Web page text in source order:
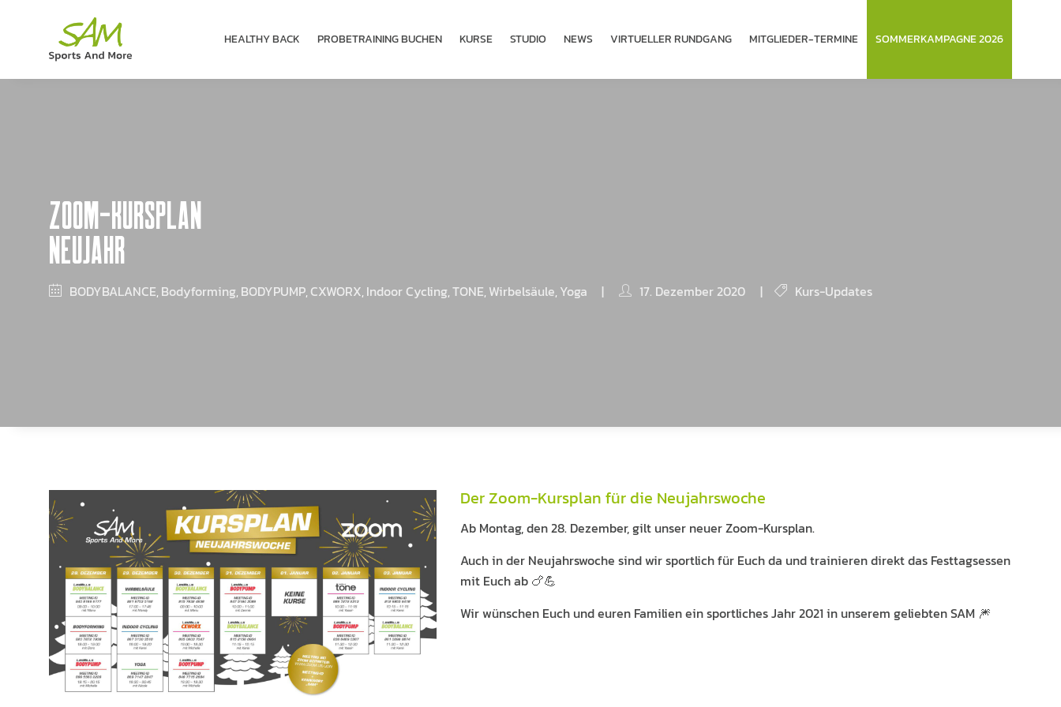
HEALTHY BACK PROBE­TRAINING BUCHEN KURSE STUDIO NEWS VIRTUELLER RUND­GANG MITGLIEDER-TERMINE SOMMERKAMPAGNE 2026
ZOOM-KURSPLAN
NEUJAHR
BODYBALANCE, Bodyforming, BODYPUMP, CXWORX, Indoor Cycling,TONE, Wirbelsäule, Yoga | 17. Dezember 2020 | Kurs-Updates
Der Zoom-Kursplan für die Neujahrswoche
Ab Montag, den 28. Dezember, gilt unser neuer Zoom-Kursplan.
Auch in der Neujahrswoche sind wir sportlich für Euch da und trainieren direkt das Festtagsessen
mit Euch ab 🍗💪
Wir wünschen Euch und euren Familien ein sportliches Jahr 2021 in unserem geliebten SAM 🎆